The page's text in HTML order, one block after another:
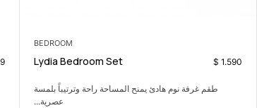
BEDROOM
Carla Bedroom Set
طقم غرفة نوم هادئ يمنح المساحة راحة وترتيباً بلمسة